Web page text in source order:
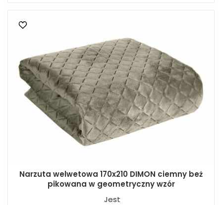
Narzuta welwetowa 170x210 DIMON ciemny beż
pikowana w geometryczny wzór
Jest